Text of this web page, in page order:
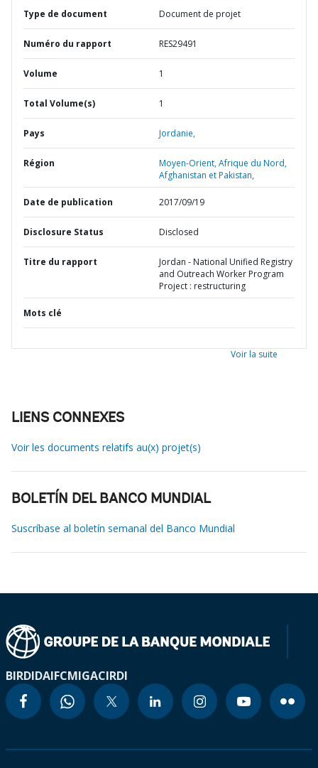
Type de document Document de projet
Numéro du rapport RES29491
Volume 1
Total Volume(s) 1
Pays Jordanie,
Région
Moyen-Orient, Afrique du Nord,
Afghanistan et Pakistan,
Date de publication 2017/09/19
Disclosure Status Disclosed
Titre du rapport
Jordan - National Unified Registry
and Outreach Worker Program
Project : restructuring
Mots clé
Voir la suite
LIENS CONNEXES
Voir les documents relatifs au(x) projet(s)
BOLETÍN DEL BANCO MUNDIAL
Suscríbase al boletín semanal del Banco Mundial
BIRDIDAIFCMIGACIRDI